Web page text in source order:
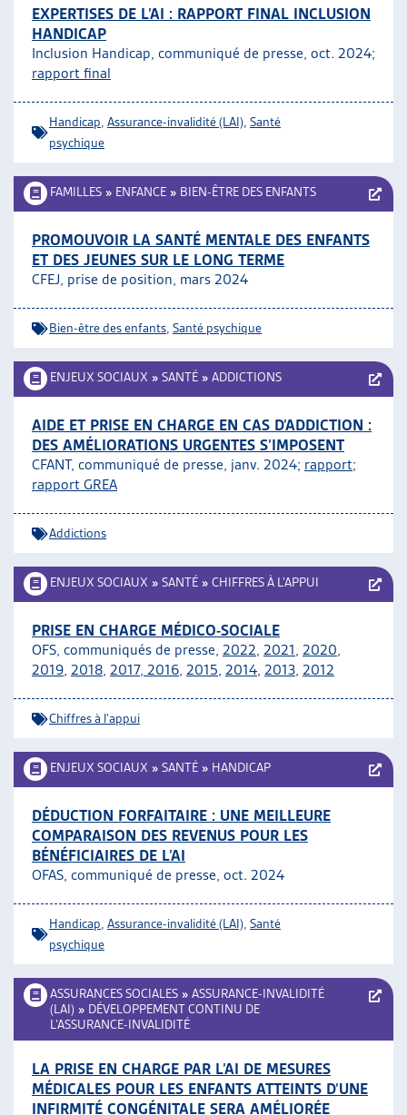
EXPERTISES DE L’AI : RAPPORT FINAL INCLUSION
HANDICAP
Inclusion Handicap, communiqué de presse, oct. 2024;
rapport final
Handicap Assurance-invalidité (LAI) Santé
psychique
FAMILLES » ENFANCE » BIEN-ÊTRE DES ENFANTS
PROMOUVOIR LA SANTÉ MENTALE DES ENFANTS
ET DES JEUNES SUR LE LONG TERME
CFEJ, prise de position, mars 2024
Bien-être des enfants Santé psychique
ENJEUX SOCIAUX » SANTÉ » ADDICTIONS
AIDE ET PRISE EN CHARGE EN CAS D’ADDICTION :
DES AMÉLIORATIONS URGENTES S’IMPOSENT
CFANT, communiqué de presse, janv. 2024; rapport;
rapport GREA
Addictions
ENJEUX SOCIAUX » SANTÉ » CHIFFRES À L’APPUI
PRISE EN CHARGE MÉDICO-SOCIALE
OFS, communiqués de presse, 2022, 2021, 2020,
2019, 2018, 2017, 2016, 2015, 2014, 2013, 2012
Chiffres à l'appui
ENJEUX SOCIAUX » SANTÉ » HANDICAP
DÉDUCTION FORFAITAIRE : UNE MEILLEURE
COMPARAISON DES REVENUS POUR LES
BÉNÉFICIAIRES DE L’AI
OFAS, communiqué de presse, oct. 2024
Handicap Assurance-invalidité (LAI) Santé
psychique
ASSURANCES SOCIALES » ASSURANCE-INVALIDITÉ
(LAI) » DÉVELOPPEMENT CONTINU DE
L’ASSURANCE-INVALIDITÉ
LA PRISE EN CHARGE PAR L’AI DE MESURES
MÉDICALES POUR LES ENFANTS ATTEINTS D’UNE
INFIRMITÉ CONGÉNITALE SERA AMÉLIORÉE